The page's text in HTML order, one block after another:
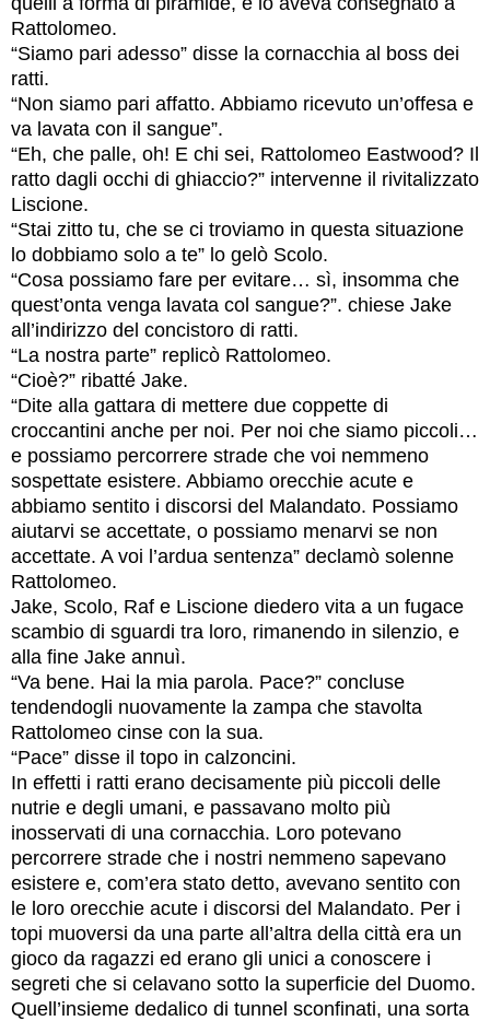
Rattolomeo.
“Siamo pari adesso” disse la cornacchia al boss dei
ratti.
“Non siamo pari affatto. Abbiamo ricevuto un’offesa e
va lavata con il sangue”.
“Eh, che palle, oh! E chi sei, Rattolomeo Eastwood? Il
ratto dagli occhi di ghiaccio?” intervenne il rivitalizzato
Liscione.
“Stai zitto tu, che se ci troviamo in questa situazione
lo dobbiamo solo a te” lo gelò Scolo.
“Cosa possiamo fare per evitare… sì, insomma che
quest’onta venga lavata col sangue?”. chiese Jake
all’indirizzo del concistoro di ratti.
“La nostra parte” replicò Rattolomeo.
“Cioè?” ribatté Jake.
“Dite alla gattara di mettere due coppette di
croccantini anche per noi. Per noi che siamo piccoli…
e possiamo percorrere strade che voi nemmeno
sospettate esistere. Abbiamo orecchie acute e
abbiamo sentito i discorsi del Malandato. Possiamo
aiutarvi se accettate, o possiamo menarvi se non
accettate. A voi l’ardua sentenza” declamò solenne
Rattolomeo.
Jake, Scolo, Raf e Liscione diedero vita a un fugace
scambio di sguardi tra loro, rimanendo in silenzio, e
alla fine Jake annuì.
“Va bene. Hai la mia parola. Pace?” concluse
tendendogli nuovamente la zampa che stavolta
Rattolomeo cinse con la sua.
“Pace” disse il topo in calzoncini.
In effetti i ratti erano decisamente più piccoli delle
nutrie e degli umani, e passavano molto più
inosservati di una cornacchia. Loro potevano
percorrere strade che i nostri nemmeno sapevano
esistere e, com’era stato detto, avevano sentito con
le loro orecchie acute i discorsi del Malandato. Per i
topi muoversi da una parte all’altra della città era un
gioco da ragazzi ed erano gli unici a conoscere i
segreti che si celavano sotto la superficie del Duomo.
Quell’insieme dedalico di tunnel sconfinati, una sorta